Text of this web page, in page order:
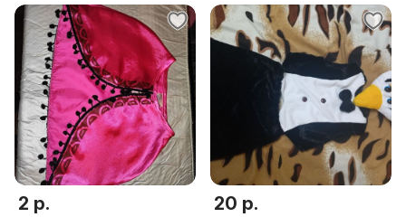
2 р. 20 р.